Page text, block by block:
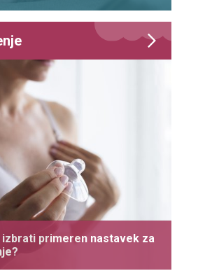
izbrati primeren nastavek za